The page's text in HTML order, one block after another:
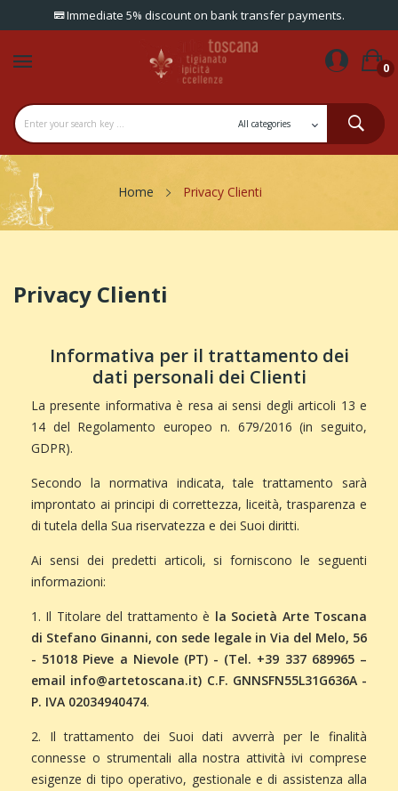
Immediate 5% discount on bank transfer payments.
0
Home Privacy Clienti
Privacy Clienti
Informativa per il trattamento dei
dati personali dei Clienti
La presente informativa è resa ai sensi degli articoli 13 e
14 del Regolamento europeo n. 679/2016 (in seguito,
GDPR).
Secondo la normativa indicata, tale trattamento sarà
improntato ai principi di correttezza, liceità, trasparenza e
di tutela della Sua riservatezza e dei Suoi diritti.
Ai sensi dei predetti articoli, si forniscono le seguenti
informazioni:
1. Il Titolare del trattamento è la Società Arte Toscana
di Stefano Ginanni, con sede legale in Via del Melo, 56
- 51018 Pieve a Nievole (PT) - (Tel. +39 337 689965 –
email info@artetoscana.it) C.F. GNNSFN55L31G636A -
P. IVA 02034940474.
2. Il trattamento dei Suoi dati avverrà per le finalità
connesse o strumentali alla nostra attività ivi comprese
esigenze di tipo operativo, gestionale e di assistenza alla